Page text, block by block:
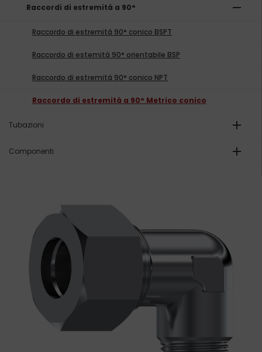
Raccordi di estremitá a 90° remove
Raccordo di estremitá 90° conico BSPT
Raccordo di estemità 90° orientabile BSP
Raccordo di estremitá 90° conico NPT
Raccordo di estremitá a 90° Metrico conico
Tubazioni add
Componenti add